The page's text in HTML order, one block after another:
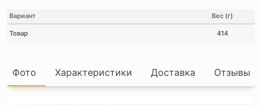
Вариант Вес (г)
Товар 414
Фото Характеристики Доставка Отзывы